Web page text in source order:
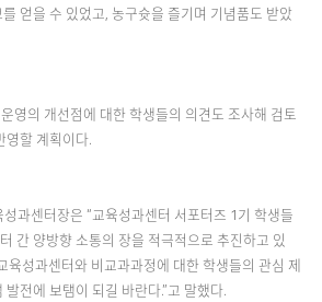
얻을 수 있었고, 농구슛을 즐기며 기념품도 받았
영의 개선점에 대한 학생들의 의견도 조사해 검토
영할 계획이다.
과센터장은 “교육성과센터 서포터즈 1기 학생들
간 양방향 소통의 장을 적극적으로 추진하고 있
육성과센터와 비교과과정에 대한 학생들의 관심 제
전에 보탬이 되길 바란다.”고 말했다.